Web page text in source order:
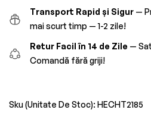
Transport Rapid și Sigur —
mai scurt timp — 1-2 zile!
Retur Facil în 14 de Zile —
Comandă fără griji!
Sku (Unitate De Stoc): HECHT2185